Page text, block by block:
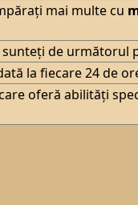
mai multe cu
de următorul
la fiecare 24 de
oferă abilități